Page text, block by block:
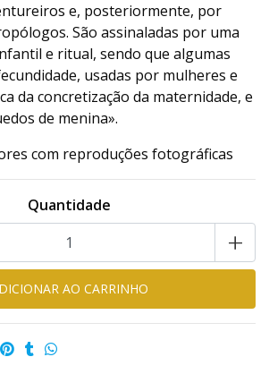
e, posteriormente, por
São assinaladas por uma
e ritual, sendo que algumas
usadas por mulheres e
da concretização da maternidade, e
de menina».
com reproduções fotográficas
Quantidade
+